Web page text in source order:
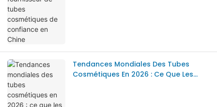
Tendances Mondiales Des Tubes
Cosmétiques En 2026 : Ce Que Les